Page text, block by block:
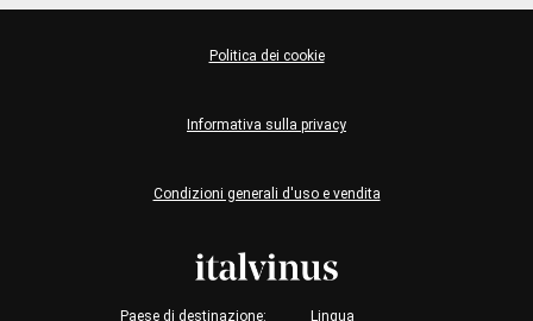
Paese di destinazione: Lingua
Condizioni generali d'uso e vendita
Informativa sulla privacy
Politica dei cookie